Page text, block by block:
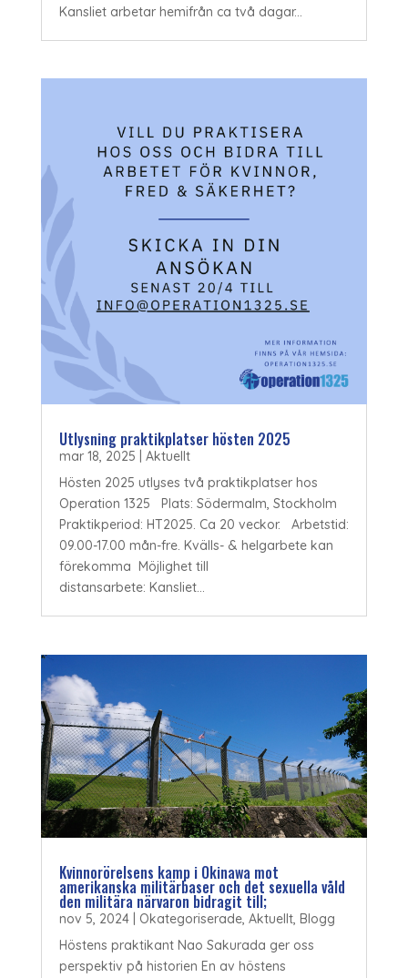
Kansliet arbetar hemifrån ca två dagar...
Utlysning praktikplatser hösten 2025
mar 18, 2025
Aktuellt
Hösten 2025 utlyses två praktikplatser hos
Operation 1325 Plats: Södermalm, Stockholm
Praktikperiod: HT2025. Ca 20 veckor. Arbetstid:
09.00-17.00 mån-fre. Kvälls- & helgarbete kan
förekomma Möjlighet till
distansarbete: Kansliet...
Kvinnorörelsens kamp i Okinawa mot
amerikanska militärbaser och det sexuella våld
den militära närvaron bidragit till;
nov 5, 2024| Okategoriserade, Aktuellt, Blogg
Höstens praktikant Nao Sakurada ger oss
perspektiv på historien En av höstens